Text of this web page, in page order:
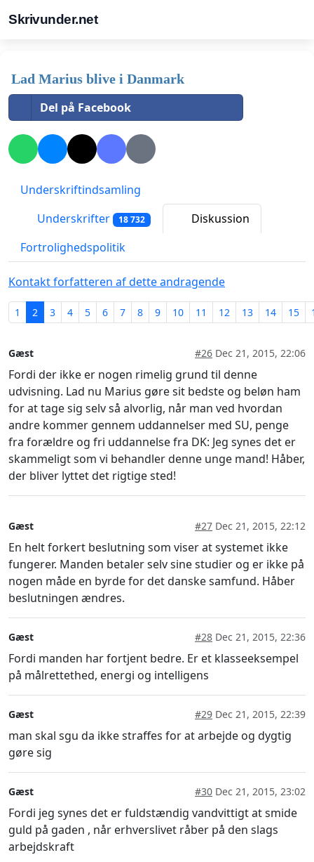
Skrivunder.net
Lad Marius blive i Danmark
Del på Facebook
Underskriftindsamling
Underskrifter
18 732
Diskussion
Fortrolighedspolitik
Kontakt forfatteren af dette andragende
1 2 3 4 5 6 7 8 9 10 11 12 13 14 15
Gæst #26 Dec 21, 2015, 22:06
Fordi der ikke er nogen rimelig grund til denne
udvisning. Lad nu Marius gøre sit bedste og beløn ham
for at tage sig selv så alvorlig, når man ved hvordan
andre kommer gennem uddannelser med SU, penge
fra forældre og fri uddannelse fra DK: Jeg synes det er
skammeligt som vi behandler denne unge mand! Håber,
der bliver lyttet det rigtige sted!
Gæst #27 Dec 21, 2015, 22:12
En helt forkert beslutning som viser at systemet ikke
fungerer. Manden betaler selv sine studier og er ikke på
nogen måde en byrde for det danske samfund. Håber
beslutningen ændres.
Gæst #28 Dec 21, 2015, 22:36
Fordi manden har fortjent bedre. Er et klasseeksempel
på målrettethed, energi og intelligens
Gæst #29 Dec 21, 2015, 22:39
man skal sgu da ikke straffes for at arbejde og dygtig
gøre sig
Gæst #30 Dec 21, 2015, 23:02
Fordi jeg synes det er fuldstændig vandvittigt at smide
guld på gaden , når erhverslivet råber på den slags
arbejdskraft